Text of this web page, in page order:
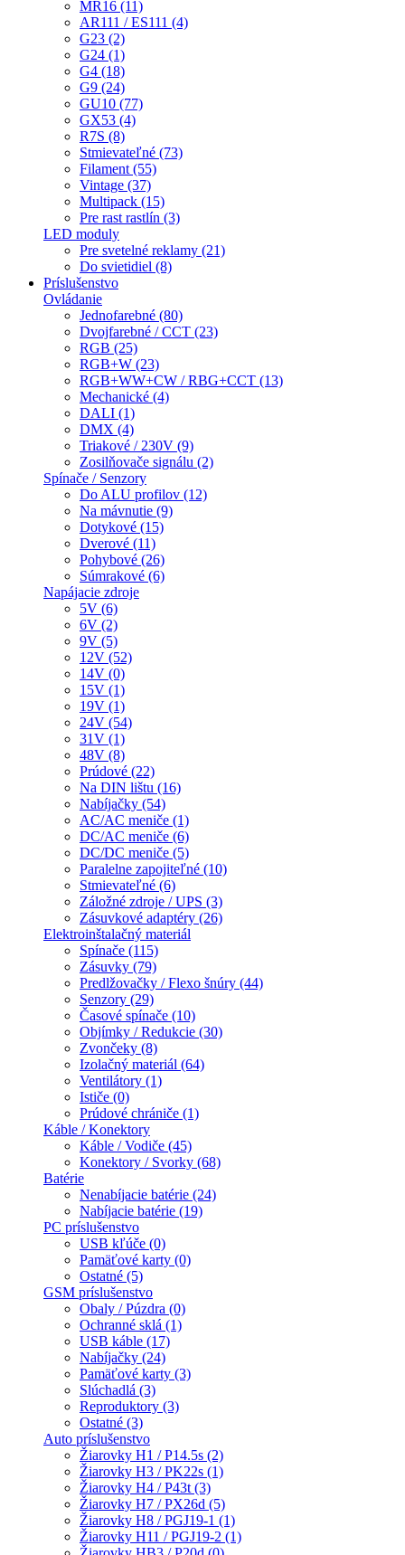
MR16 (11)
AR111 / ES111 (4)
G23 (2)
G24 (1)
G4 (18)
G9 (24)
GU10 (77)
GX53 (4)
R7S (8)
Stmievateľné (73)
Filament (55)
Vintage (37)
Multipack (15)
Pre rast rastlín (3)
LED moduly
Pre svetelné reklamy (21)
Do svietidiel (8)
Príslušenstvo
Ovládanie
Jednofarebné (80)
Dvojfarebné / CCT (23)
RGB (25)
RGB+W (23)
RGB+WW+CW / RBG+CCT (13)
Mechanické (4)
DALI (1)
DMX (4)
Triakové / 230V (9)
Zosilňovače signálu (2)
Spínače / Senzory
Do ALU profilov (12)
Na mávnutie (9)
Dotykové (15)
Dverové (11)
Pohybové (26)
Súmrakové (6)
Napájacie zdroje
5V (6)
6V (2)
9V (5)
12V (52)
14V (0)
15V (1)
19V (1)
24V (54)
31V (1)
48V (8)
Prúdové (22)
Na DIN lištu (16)
Nabíjačky (54)
AC/AC meniče (1)
DC/AC meniče (6)
DC/DC meniče (5)
Paralelne zapojiteľné (10)
Stmievateľné (6)
Záložné zdroje / UPS (3)
Zásuvkové adaptéry (26)
Elektroinštalačný materiál
Spínače (115)
Zásuvky (79)
Predlžovačky / Flexo šnúry (44)
Senzory (29)
Časové spínače (10)
Objímky / Redukcie (30)
Zvončeky (8)
Izolačný materiál (64)
Ventilátory (1)
Ističe (0)
Prúdové chrániče (1)
Káble / Konektory
Káble / Vodiče (45)
Konektory / Svorky (68)
Batérie
Nenabíjacie batérie (24)
Nabíjacie batérie (19)
PC príslušenstvo
USB kľúče (0)
Pamäťové karty (0)
Ostatné (5)
GSM príslušenstvo
Obaly / Púzdra (0)
Ochranné sklá (1)
USB káble (17)
Nabíjačky (24)
Pamäťové karty (3)
Slúchadlá (3)
Reproduktory (3)
Ostatné (3)
Auto príslušenstvo
Žiarovky H1 / P14.5s (2)
Žiarovky H3 / PK22s (1)
Žiarovky H4 / P43t (3)
Žiarovky H7 / PX26d (5)
Žiarovky H8 / PGJ19-1 (1)
Žiarovky H11 / PGJ19-2 (1)